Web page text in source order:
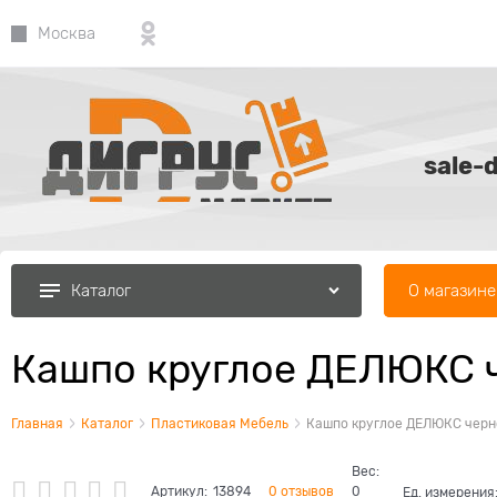
Москва
sale-
Каталог О магазине
Кашпо круглое ДЕЛЮКС
Главная Каталог Пластиковая Мебель Кашпо круглое ДЕЛЮКС
Артикул: 13894 0 отзывов
Вес:
0
Ед. измерения: